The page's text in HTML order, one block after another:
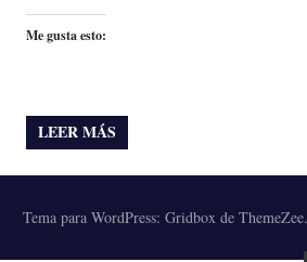
Me gusta esto:
LEER MÁS
Tema para WordPress: Gridbox de ThemeZee.